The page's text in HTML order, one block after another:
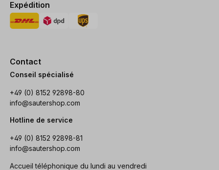
Expédition
Contact
Conseil spécialisé
+49 (0) 8152 92898-80
info@sautershop.com
Hotline de service
+49 (0) 8152 92898-81
info@sautershop.com
Accueil téléphonique du lundi au vendredi